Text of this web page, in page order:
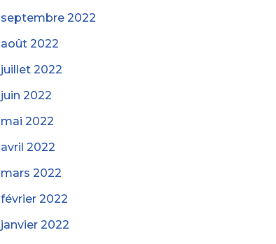
septembre 2022
août 2022
juillet 2022
juin 2022
mai 2022
avril 2022
mars 2022
février 2022
janvier 2022